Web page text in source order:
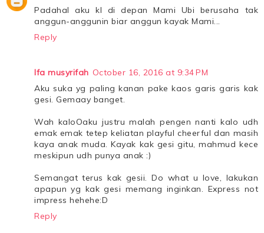
Padahal aku kl di depan Mami Ubi berusaha tak
anggun-anggunin biar anggun kayak Mami...
Reply
Ifa musyrifah October 16, 2016 at 9:34 PM
Aku suka yg paling kanan pake kaos garis garis kak
gesi. Gemaay banget.
Wah kaloOaku justru malah pengen nanti kalo udh
emak emak tetep keliatan playful cheerful dan masih
kaya anak muda. Kayak kak gesi gitu, mahmud kece
meskipun udh punya anak :)
Semangat terus kak gesii. Do what u love, lakukan
apapun yg kak gesi memang inginkan. Express not
impress hehehe:D
Reply